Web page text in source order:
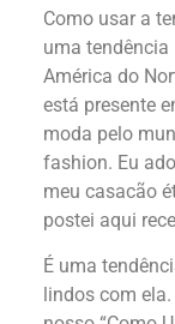
Como usar a
uma
América do
está presente
moda pelo
fashion. Eu
meu casacão
postei aqui
É uma
lindos com